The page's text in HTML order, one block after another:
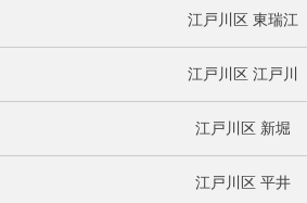
江戸川区 東瑞江
江戸川区 江戸川
江戸川区 新堀
江戸川区 平井